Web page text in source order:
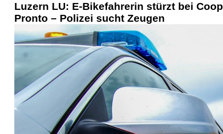
Luzern LU: E-Bikefahrerin stürzt bei Coop
Pronto – Polizei sucht Zeugen